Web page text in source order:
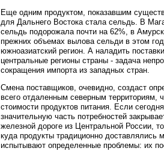
Еще одним продуктом, показавшим
для Дальнего Востока стала сельдь. В
сельдь подорожала почти на 62%, в
прежних объемах вылова сельди в этом
южноазиатский регион. А наладить
центральные регионы страны - задача
сокращения импорта из западных стран.
Смена поставщиков, очевидно, создаст
всего отдаленным северным территориям,
стоимости продуктов питания. Если
значительную часть потребностей
железной дороге из Центральной России,
куда продукты традиционно доставлялись
испытывают определенные проблемы: их